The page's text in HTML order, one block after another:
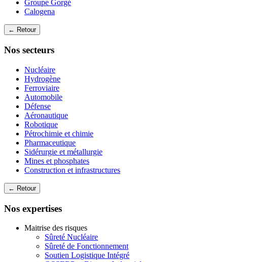
Groupe Gorgé
Calogena
← Retour
Nos secteurs
Nucléaire
Hydrogène
Ferroviaire
Automobile
Défense
Aéronautique
Robotique
Pétrochimie et chimie
Pharmaceutique
Sidérurgie et métallurgie
Mines et phosphates
Construction et infrastructures
← Retour
Nos expertises
Maitrise des risques
Sûreté Nucléaire
Sûreté de Fonctionnement
Soutien Logistique Intégré